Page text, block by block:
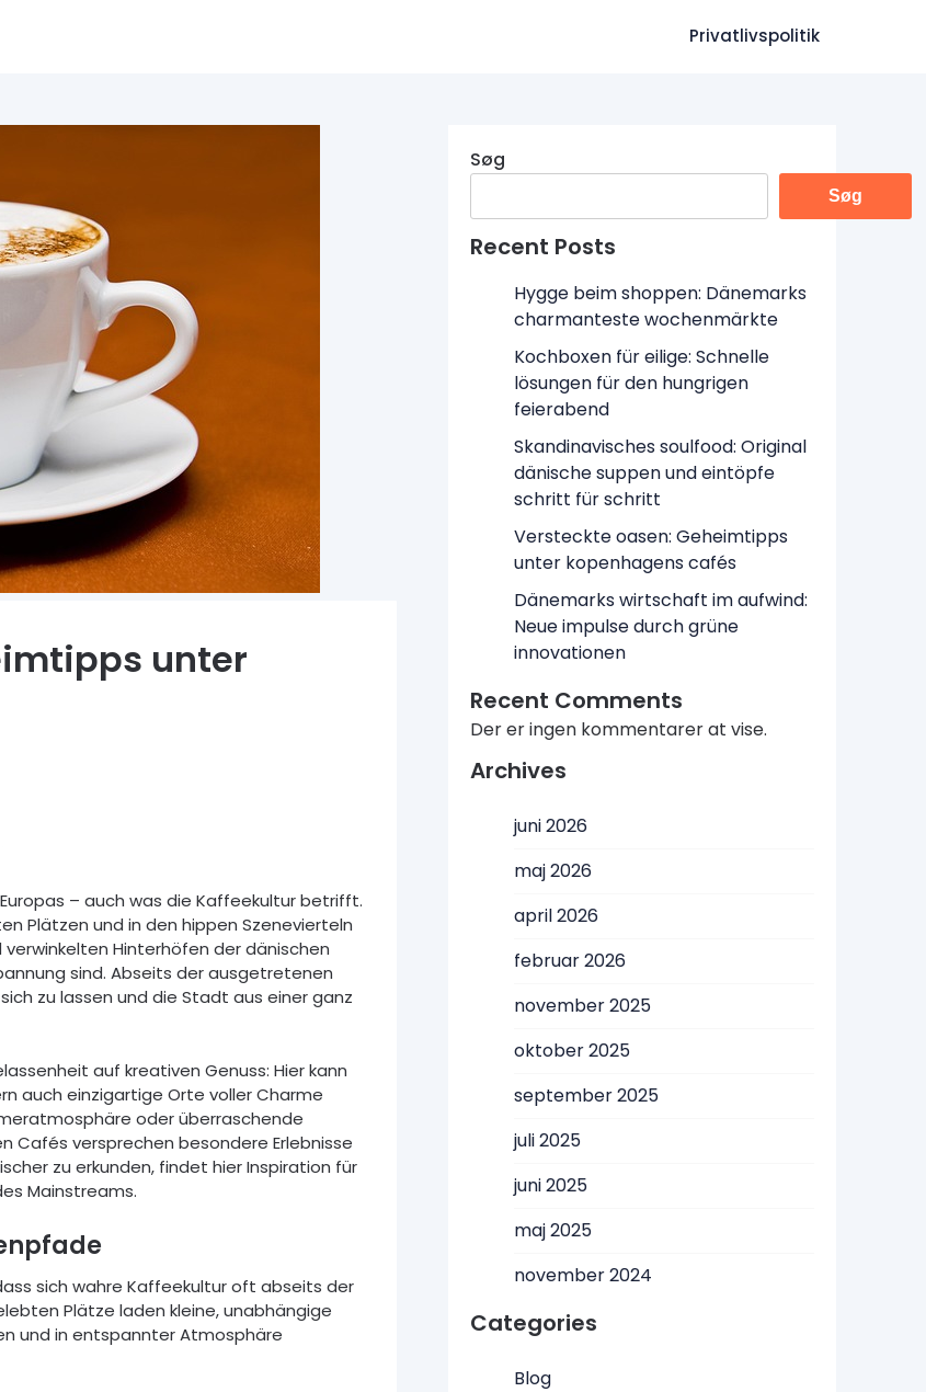
Privatlivspolitik
unter
– auch was die Kaffeekultur betrifft.
Plätzen und in den hippen Szenevierteln
Hinterhöfen der dänischen
sind. Abseits der ausgetretenen
zu lassen und die Stadt aus einer ganz
auf kreativen Genuss: Hier kann
auch einzigartige Orte voller Charme
oder überraschende
Cafés versprechen besondere Erlebnisse
zu erkunden, findet hier Inspiration für
Mainstreams.
sich wahre Kaffeekultur oft abseits der
Plätze laden kleine, unabhängige
und in entspannter Atmosphäre
Søg
Søg
Recent Posts
Hygge beim shoppen: Dänemarks
charmanteste wochenmärkte
Kochboxen für eilige: Schnelle
lösungen für den hungrigen
feierabend
Skandinavisches soulfood: Original
dänische suppen und eintöpfe
schritt für schritt
Versteckte oasen: Geheimtipps
unter kopenhagens cafés
Dänemarks wirtschaft im aufwind:
Neue impulse durch grüne
innovationen
Recent Comments
Der er ingen kommentarer at vise.
Archives
juni 2026
maj 2026
april 2026
februar 2026
november 2025
oktober 2025
september 2025
juli 2025
juni 2025
maj 2025
november 2024
Categories
Blog